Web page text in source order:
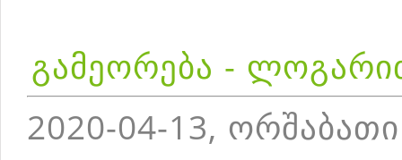
გამეორება -
2020-04-13, ორშაბათი